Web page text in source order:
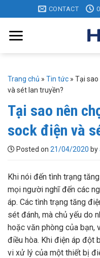
to
content
CONTACT
Trang chủ » Tin tức » Tại sao
và sét lan truyền?
Tại sao nên
sock điện và
Posted on 21/04/2020 by
Khi nói đến tình trạng
mọi người nghĩ đến các
áp. Các tình trạng tăng
sét đánh, mà chủ yếu do
hoặc văn phòng của bạn,
điều hòa. Khi điện áp đột
vi xử lý của một thiết bị